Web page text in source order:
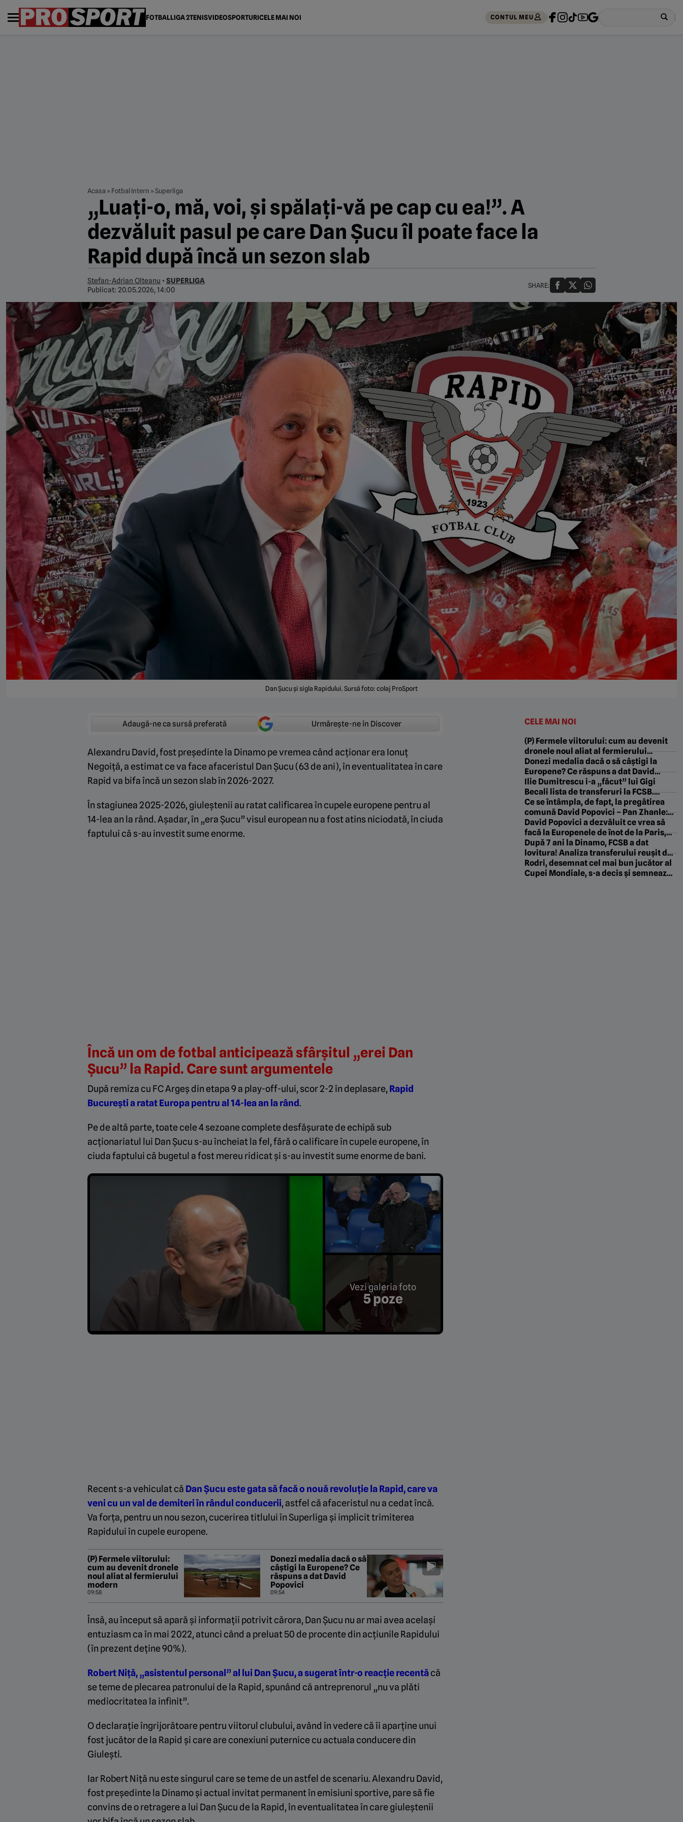
FOTBALLIGA 2TENISVIDEOSPORTURICELE MAI NOI CONTUL MEU
Acasa » Fotbal Intern »Superliga
„Luați-o, mă, voi, și spălați-vă pe cap cu ea!”. A
dezvăluit pasul pe care Dan Șucu îl poate face la
Rapid după încă un sezon slab
Ștefan-Adrian Olteanu • SUPERLIGA
Publicat: 20.05.2026, 14:00
SHARE:
Dan Șucu și sigla Rapidului. Sursă foto: colaj ProSport
Adaugă-ne ca sursă preferată Urmărește-ne în Discover
Alexandru David, fost președinte la Dinamo pe vremea când acționar era Ionuț
Negoiță, a estimat ce va face afaceristul Dan Șucu (63 de ani), în eventualitatea în care
Rapid va bifa încă un sezon slab în 2026-2027.
În stagiunea 2025-2026, giuleștenii au ratat calificarea în cupele europene pentru al
14-lea an la rând. Așadar, în „era Șucu” visul european nu a fost atins niciodată, în ciuda
faptului că s-au investit sume enorme.
Încă un om de fotbal anticipează sfârșitul „erei Dan
Șucu” la Rapid. Care sunt argumentele
După remiza cu FC Argeș din etapa 9 a play-off-ului, scor 2-2 în deplasare, Rapid
București a ratat Europa pentru al 14-lea an la rând.
Pe de altă parte, toate cele 4 sezoane complete desfășurate de echipă sub
acționariatul lui Dan Șucu s-au încheiat la fel, fără o calificare în cupele europene, în
ciuda faptului că bugetul a fost mereu ridicat și s-au investit sume enorme de bani.
Vezi galeria foto
5 poze
Recent s-a vehiculat că Dan Șucu este gata să facă o nouă revoluție la Rapid, care va
veni cu un val de demiteri în rândul conducerii, astfel că afaceristul nu a cedat încă.
Va forța, pentru un nou sezon, cucerirea titlului în Superliga și implicit trimiterea
Rapidului în cupele europene.
(P) Fermele viitorului:
cum au devenit dronele
noul aliat al fermierului
modern
09:58
Donezi medalia dacă o să
câștigi la Europene? Ce
răspuns a dat David
Popovici
09:54
Însă, au început să apară și informații potrivit cărora, Dan Șucu nu ar mai avea același
entuziasm ca în mai 2022, atunci când a preluat 50 de procente din acțiunile Rapidului
(în prezent deține 90%).
Robert Niță, „asistentul personal” al lui Dan Șucu, a sugerat într-o reacție recentăcă
se teme de plecarea patronului de la Rapid, spunând că antreprenorul „nu va plăti
mediocritatea la infinit”.
O declarație îngrijorătoare pentru viitorul clubului, având în vedere că îi aparține unui
fost jucător de la Rapid și care are conexiuni puternice cu actuala conducere din
Giulești.
Iar Robert Niță nu este singurul care se teme de un astfel de scenariu. Alexandru David,
fost președinte la Dinamo și actual invitat permanent în emisiuni sportive, pare să fie
convins de o retragere a lui Dan Șucu de la Rapid, în eventualitatea în care giuleștenii
CELE MAI NOI
(P) Fermele viitorului: cum au devenit
dronele noul aliat al fermierului
modern
Donezi medalia dacă o să câștigi la
Europene? Ce răspuns a dat David
Popovici
Ilie Dumitrescu i-a „făcut” lui Gigi
Becali lista de transferuri la FCSB.
„Gândește-te. Astea sunt certitudini”
Ce se întâmpla, de fapt, la pregătirea
comună David Popovici – Pan Zhanle:
„Dacă el mi-a descoperit un secret, eu
i-am descoperit trei”
David Popovici a dezvăluit ce vrea să
facă la Europenele de înot de la Paris,
după ce a pus opt kilograme de masă
musculară. „A început adrenalina!”
După 7 ani la Dinamo, FCSB a dat
lovitura! Analiza transferului reușit de
roș-albaștri în ultimele ore: „Tehnică
specifică”. EXCLUSIV
Rodri, desemnat cel mai bun jucător al
Cupei Mondiale, s-a decis și semnează!